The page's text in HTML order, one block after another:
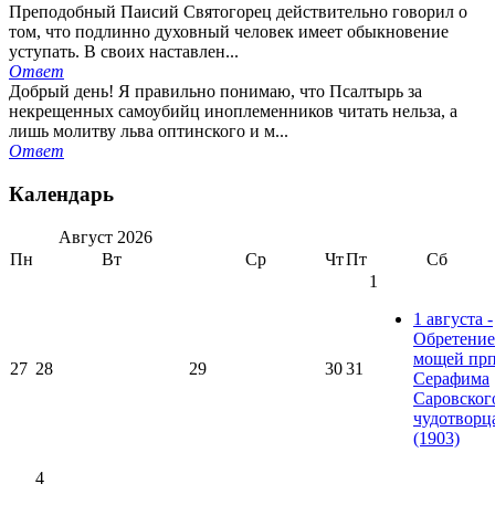
Преподобный Паисий Святогорец действительно говорил о
том, что подлинно духовный человек имеет обыкновение
уступать. В своих наставлен...
Ответ
Добрый день! Я правильно понимаю, что Псалтырь за
некрещенных самоубийц иноплеменников читать нельза, а
лишь молитву льва оптинского и м...
Ответ
Календарь
Август 2026
Пн
Вт Ср ЧтПт Сб
27 28 29 3031
1
1 августа -
Обретение
мощей
Серафима
(1903)
4